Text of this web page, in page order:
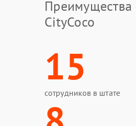
Преимущества
CityCoco
15
сотрудников в штате